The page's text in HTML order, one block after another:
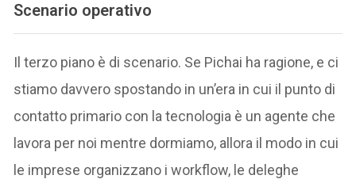
Scenario operativo
Il terzo piano è di scenario. Se Pichai ha ragione, e ci
stiamo davvero spostando in un’era in cui il punto di
contatto primario con la tecnologia è un agente che
lavora per noi mentre dormiamo, allora il modo in cui
le imprese organizzano i workflow, le deleghe